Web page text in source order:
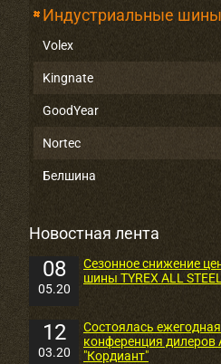
Индустриальные шины
Volex
Kingnate
GoodYear
Nortec
Белшина
Новостная лента
08
05.20
Сезонное снижение
шины TYREX ALL STEEL
12
03.20
Состоялась ежегодная
конференция дилеров
"Кордиант"